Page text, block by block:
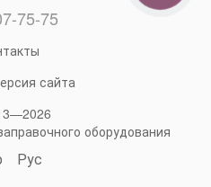
75-75
сайта
оборудования
Рус